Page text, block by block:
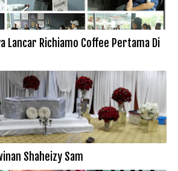
Lancar Richiamo Coffee Pertama Di
Shaheizy Sam